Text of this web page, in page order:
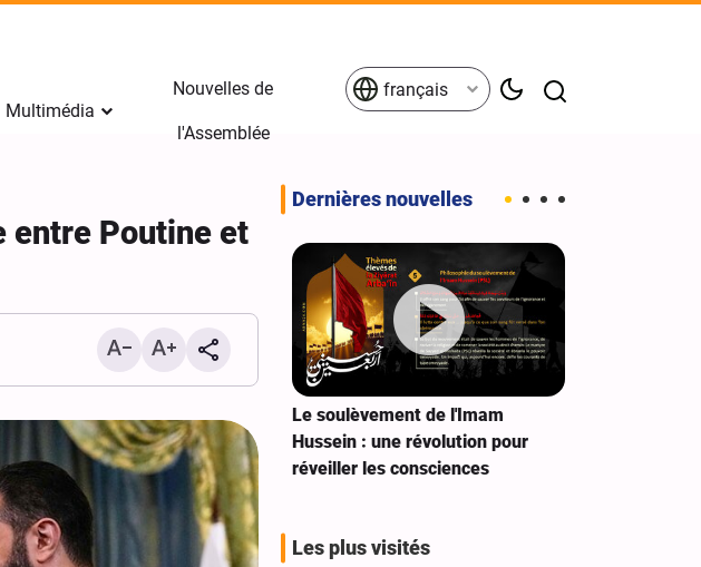
Multimédia
Nouvelles de
l'Assemblée
français
entre Poutine et
Dernières nouvelles
analyste politique : L'option
militaire américaine contre l'Iran
été sans résultat
Le soulèvement de l'Imam
Hussein : une révolution pour
réveiller les consciences
Les plus visités